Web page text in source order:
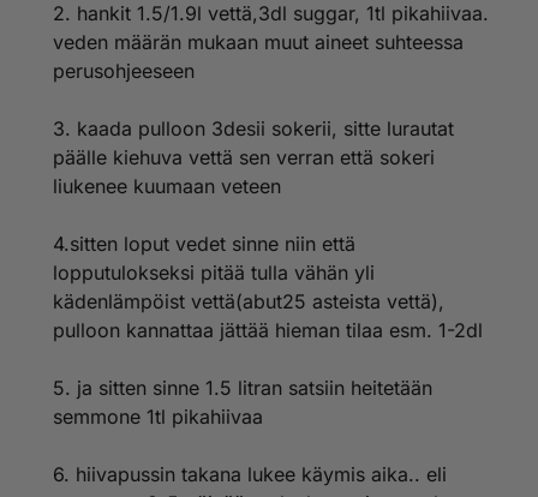
2. hankit 1.5/1.9l vettä,3dl suggar, 1tl pikahiivaa.
veden määrän mukaan muut aineet suhteessa
perusohjeeseen
3. kaada pulloon 3desii sokerii, sitte lurautat
päälle kiehuva vettä sen verran että sokeri
liukenee kuumaan veteen
4.sitten loput vedet sinne niin että
lopputulokseksi pitää tulla vähän yli
kädenlämpöist vettä(abut25 asteista vettä),
pulloon kannattaa jättää hieman tilaa esm. 1-2dl
5. ja sitten sinne 1.5 litran satsiin heitetään
semmone 1tl pikahiivaa
6. hiivapussin takana lukee käymis aika.. eli